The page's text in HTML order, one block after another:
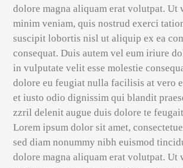
dolore magna aliquam erat volutpat. Ut
minim veniam, quis nostrud exerci
suscipit lobortis nisl ut aliquip ex ea
consequat. Duis autem vel eum iriure
in vulputate velit esse molestie
dolore eu feugiat nulla facilisis at vero
et iusto odio dignissim qui blandit
zzril delenit augue duis dolore te
Lorem ipsum dolor sit amet,
sed diam nonummy nibh euismod
dolore magna aliquam erat volutpat. Ut